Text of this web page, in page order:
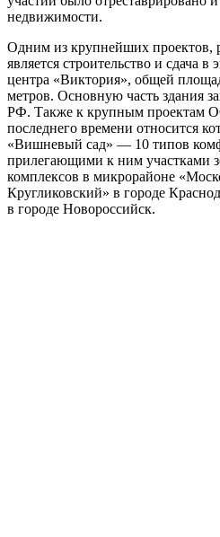
недвижимости.
Одним из крупнейших проектов,
является строительство и сдача
центра «Виктория», общей
метров. Основную часть здания
РФ. Также к крупным проектам
последнего времени относится
«Вишневый сад» — 10 типов
прилегающими к ним участками
комплексов в микрорайоне
Кругликовский» в городе
в городе Новороссийск.